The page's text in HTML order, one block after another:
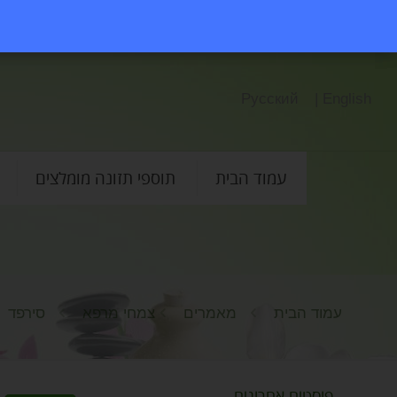
עמוד הבית תוספי תזונה מומלצים
עמוד הבית מאמרים צמחי מרפא סירפד